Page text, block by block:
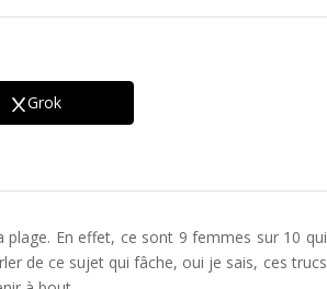
Grok
plage. En effet, ce sont 9 femmes sur 10 qui
de ce sujet qui fâche, oui je sais, ces trucs